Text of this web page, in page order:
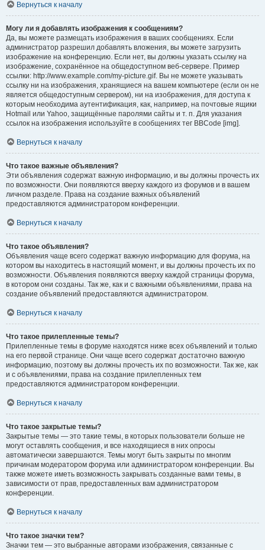
Вернуться к началу
Могу ли я добавлять изображения к сообщениям?
Да, вы можете размещать изображения в ваших сообщениях. Если
администратор разрешил добавлять вложения, вы можете загрузить
изображение на конференцию. Если нет, вы должны указать ссылку на
изображение, сохранённое на общедоступном веб-сервере. Пример
ссылки: http://www.example.com/my-picture.gif. Вы не можете указывать
ссылку ни на изображения, хранящиеся на вашем компьютере (если он не
является общедоступным сервером), ни на изображения, для доступа к
которым необходима аутентификация, как, например, на почтовые ящики
Hotmail или Yahoo, защищённые паролями сайты и т. п. Для указания
ссылок на изображения используйте в сообщениях тег BBCode [img].
Вернуться к началу
Что такое важные объявления?
Эти объявления содержат важную информацию, и вы должны прочесть их
по возможности. Они появляются вверху каждого из форумов и в вашем
личном разделе. Права на создание важных объявлений
предоставляются администратором конференции.
Вернуться к началу
Что такое объявления?
Объявления чаще всего содержат важную информацию для форума, на
котором вы находитесь в настоящий момент, и вы должны прочесть их по
возможности. Объявления появляются вверху каждой страницы форума,
в котором они созданы. Так же, как и с важными объявлениями, права на
создание объявлений предоставляются администратором.
Вернуться к началу
Что такое прилепленные темы?
Прилепленные темы в форуме находятся ниже всех объявлений и только
на его первой странице. Они чаще всего содержат достаточно важную
информацию, поэтому вы должны прочесть их по возможности. Так же, как
и с объявлениями, права на создание прилепленных тем
предоставляются администратором конференции.
Вернуться к началу
Что такое закрытые темы?
Закрытые темы — это такие темы, в которых пользователи больше не
могут оставлять сообщения, и все находящиеся в них опросы
автоматически завершаются. Темы могут быть закрыты по многим
причинам модератором форума или администратором конференции. Вы
также можете иметь возможность закрывать созданные вами темы, в
зависимости от прав, предоставленных вам администратором
конференции.
Вернуться к началу
Что такое значки тем?
Значки тем — это выбранные авторами изображения, связанные с